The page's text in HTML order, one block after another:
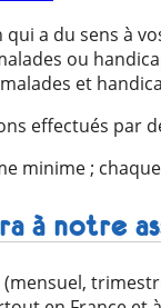
qui a du sens à
ou
et
effectués par
minime ;
à notre